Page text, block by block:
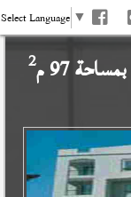
Select Language ▼
بمساحة 97 م 2